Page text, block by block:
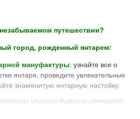
путешествии?
город, рожденный янтарем:
мануфактуры: узнайте все о
янтаря, проведите увлекательные
знаменитую янтарную настойку.
улочкам бывшего немецкого